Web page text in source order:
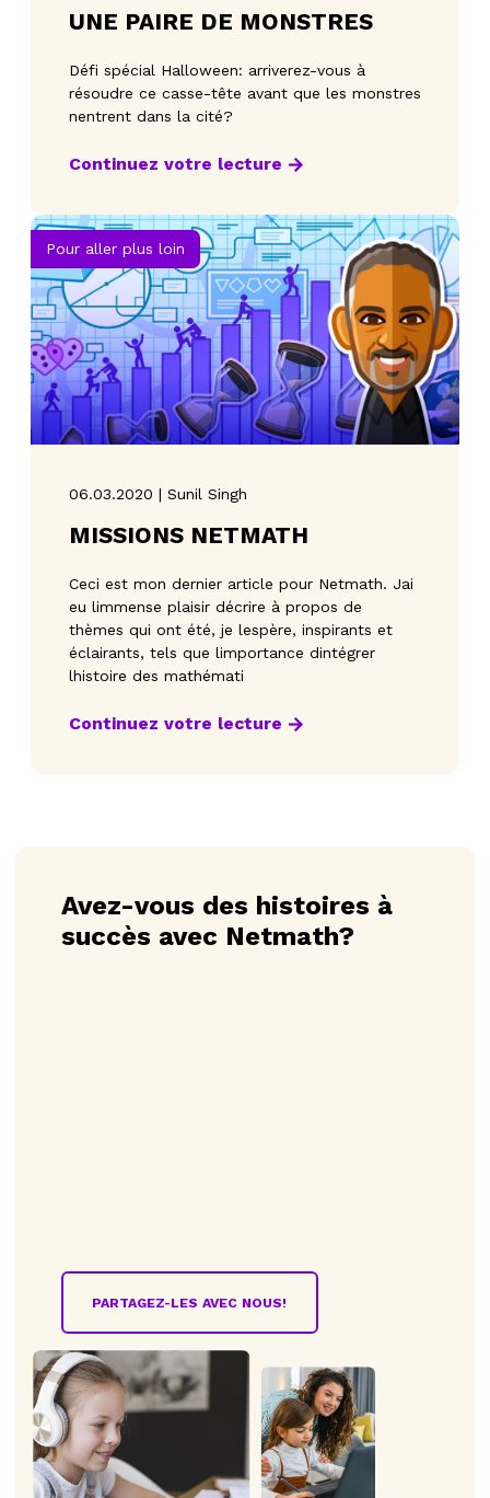
UNE PAIRE DE MONSTRES
Défi spécial Halloween: arriverez-vous à
résoudre ce casse-tête avant que les monstres
nentrent dans la cité?
Continuez votre lecture
Pour aller plus loin
06.03.2020 | Sunil Singh
MISSIONS NETMATH
Ceci est mon dernier article pour Netmath. Jai
eu limmense plaisir décrire à propos de
thèmes qui ont été, je lespère, inspirants et
éclairants, tels que limportance dintégrer
lhistoire des mathémati
Continuez votre lecture
Avez-vous des histoires à
succès avec Netmath?
PARTAGEZ-LES AVEC NOUS!